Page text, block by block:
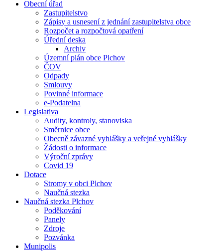
Obecní úřad
Zastupitelstvo
Zápisy a usnesení z jednání zastupitelstva obce
Rozpočet a rozpočtová opatření
Úřední deska
Archiv
Územní plán obce Plchov
ČOV
Odpady
Smlouvy
Povinné informace
e-Podatelna
Legislativa
Audity, kontroly, stanoviska
Směrnice obce
Obecně závazné vyhlášky a veřejné vyhlášky
Žádosti o informace
Výroční zprávy
Covid 19
Dotace
Stromy v obci Plchov
Naučná stezka
Naučná stezka Plchov
Poděkování
Panely
Zdroje
Pozvánka
Munipolis